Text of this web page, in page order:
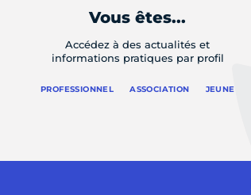
Vous êtes...
Accédez à des actualités et
informations pratiques par profil
PROFESSIONNEL ASSOCIATION JEUNE